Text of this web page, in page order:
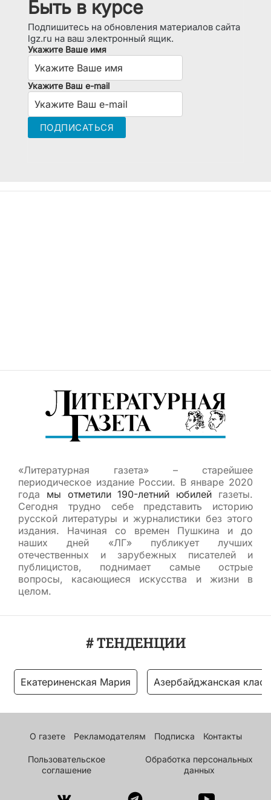
Быть в курсе
Подпишитесь на обновления материалов сайта
lgz.ru на ваш электронный ящик.
Укажите Ваше имя
Укажите Ваш e-mail
«Литературная газета» – старейшее
периодическое издание России. В январе 2020
года мы отметили 190-летний юбилей газеты.
Сегодня трудно себе представить историю
русской литературы и журналистики без этого
издания. Начиная со времен Пушкина и до
наших дней «ЛГ» публикует лучших
отечественных и зарубежных писателей и
публицистов, поднимает самые острые
вопросы, касающиеся искусства и жизни в
целом.
# ТЕНДЕНЦИИ
Екатериненская Мария Азербайджанская
О газете Рекламодателям Подписка Контакты
Пользовательское
соглашение
Обработка персональных
данных